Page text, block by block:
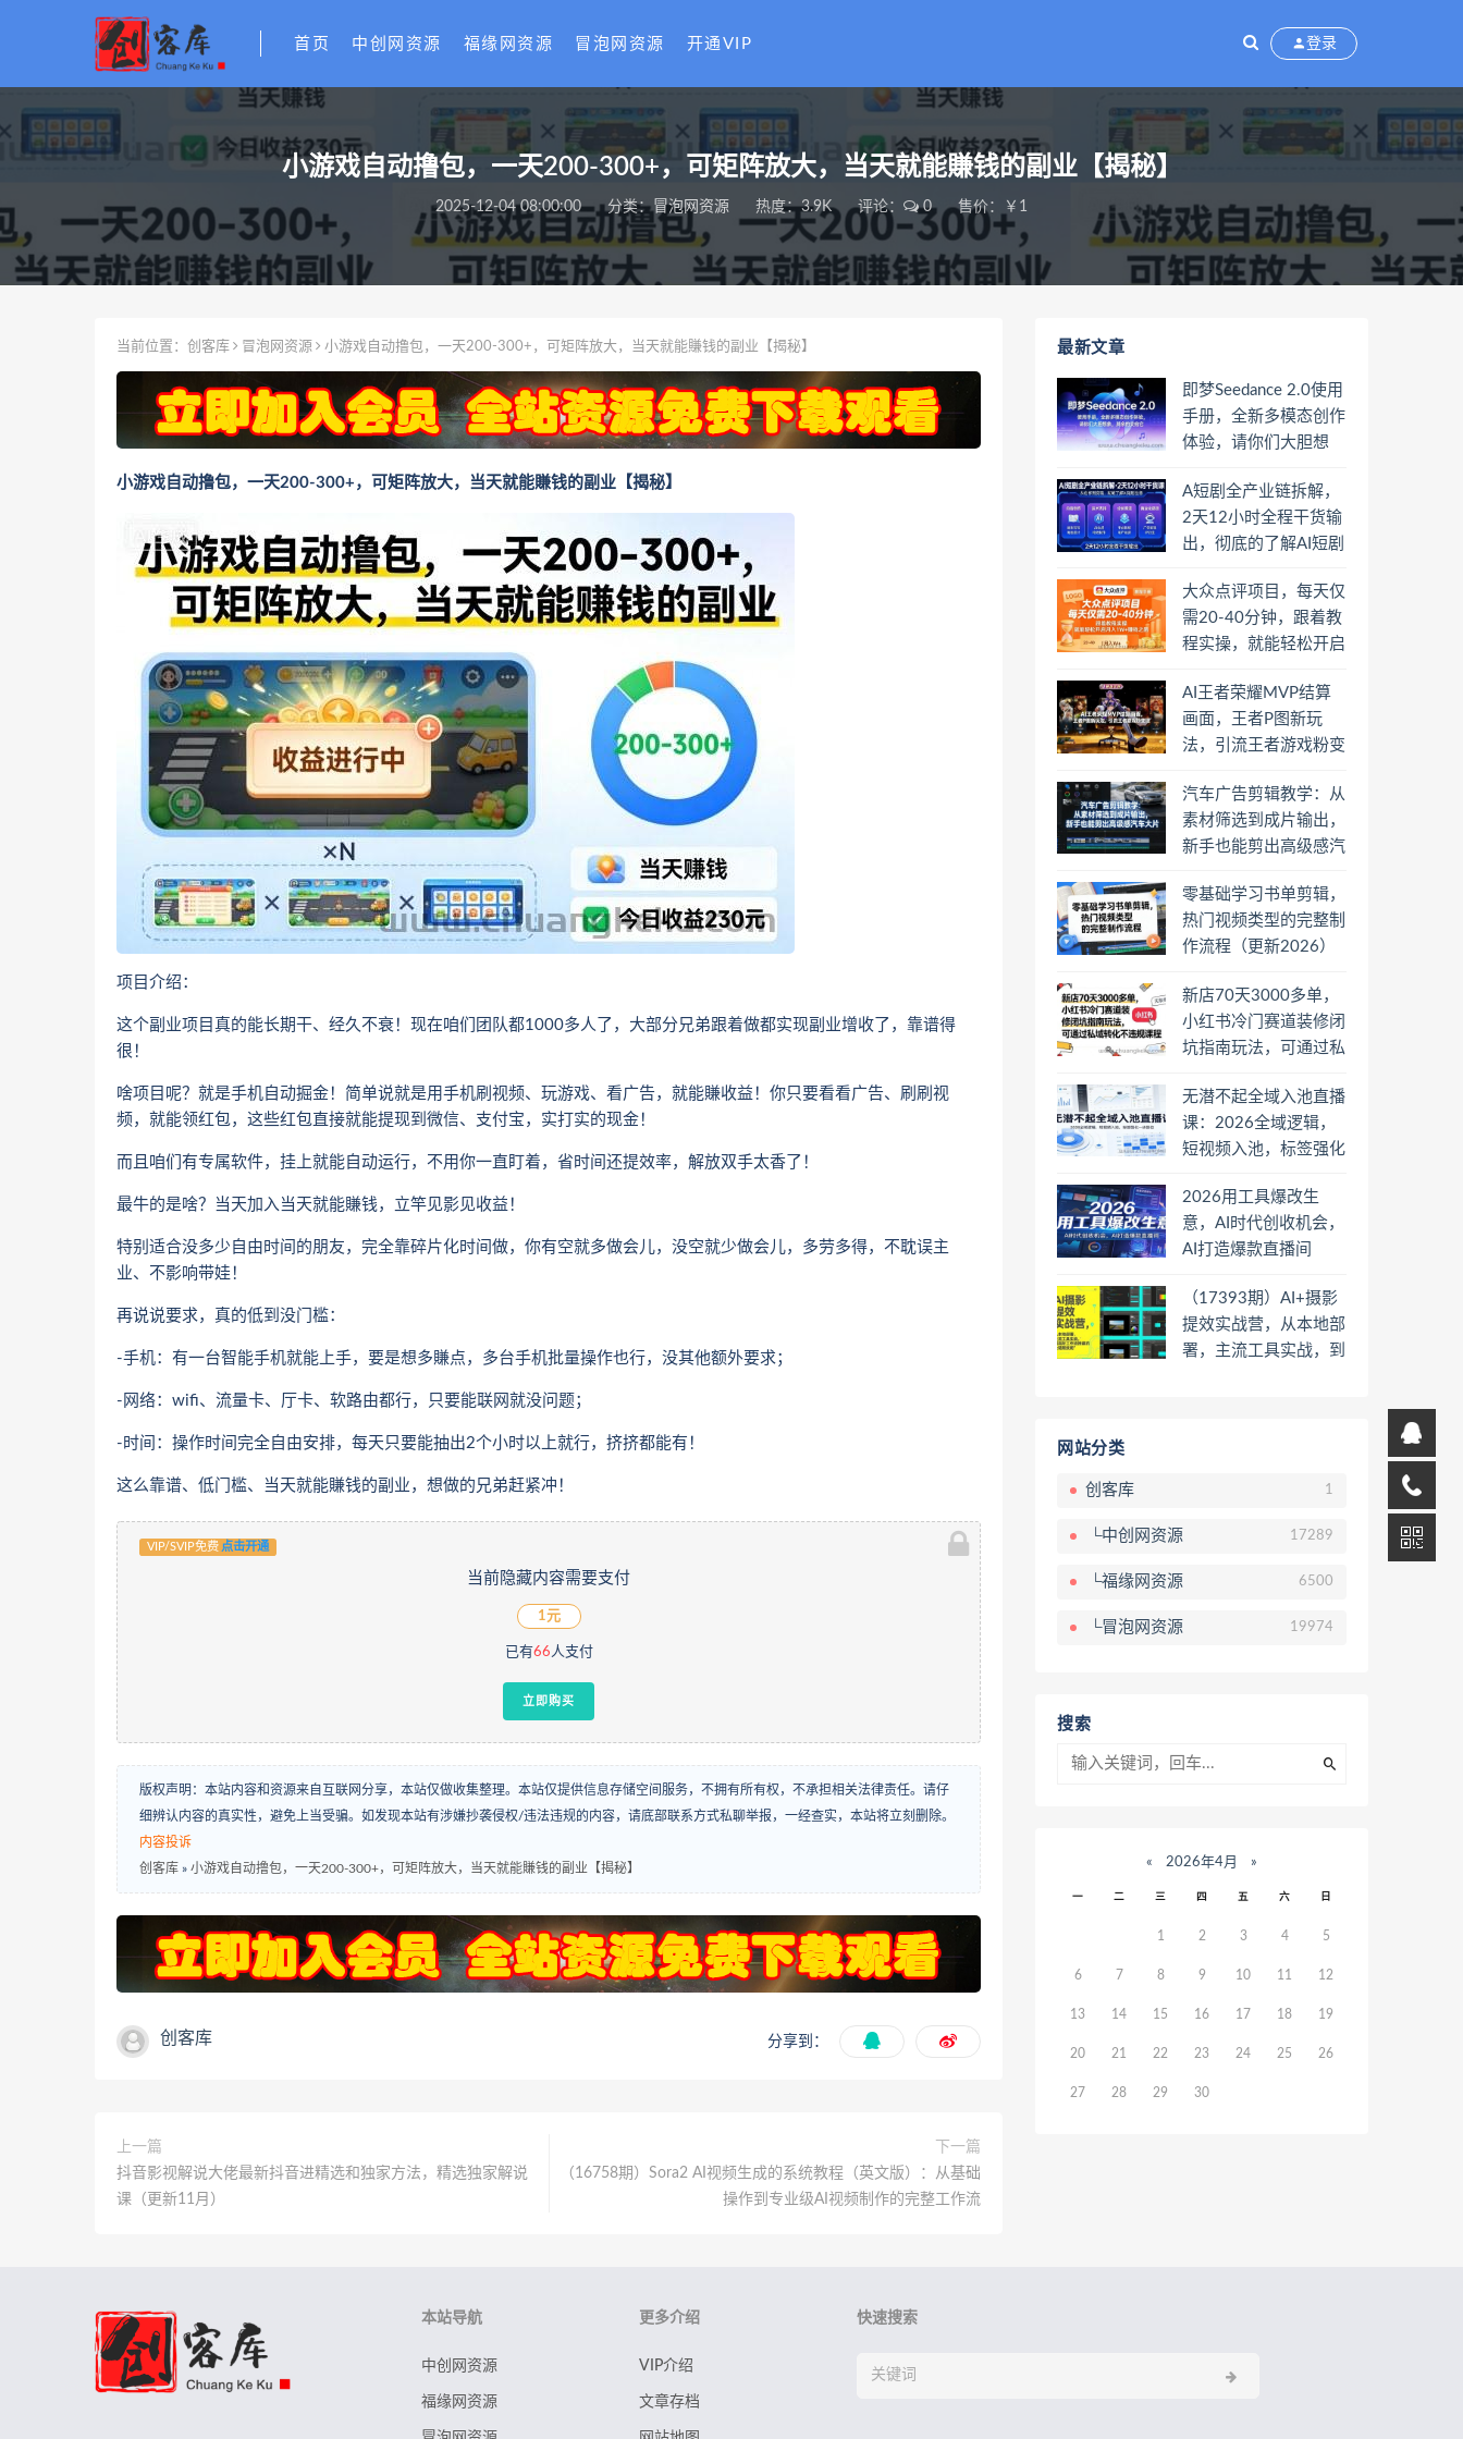
首页 中创网资源 福缘网资源 冒泡网资源 开通VIP 登录
小游戏自动撸包，一天200-300+，可矩阵放大，当天就能賺钱的副业【揭秘】
2025-12-04 08:00:00 分类： 冒泡网资源 热度：3.9K 评论： 0 售价：￥1
当前位置： 创客库 冒泡网资源 小游戏自动撸包，一天200-300+，可矩阵放大，当天就能賺钱的副业【揭秘】
小游戏自动撸包，一天200-300+，可矩阵放大，当天就能賺钱的副业【揭秘】
项目介绍：
这个副业项目真的能长期干、经久不衰！现在咱们团队都1000多人了，大部分兄弟跟着做都实现副业增收了，靠谱得
很！
啥项目呢？就是手机自动掘金！简单说就是用手机刷视频、玩游戏、看广告，就能賺收益！你只要看看广告、刷刷视
频，就能领红包，这些红包直接就能提现到微信、支付宝，实打实的现金！
而且咱们有专属软件，挂上就能自动运行，不用你一直盯着，省时间还提效率，解放双手太香了！
最牛的是啥？当天加入当天就能賺钱，立竿见影见收益！
特别适合没多少自由时间的朋友，完全靠碎片化时间做，你有空就多做会儿，没空就少做会儿，多劳多得，不耽误主
业、不影响带娃！
再说说要求，真的低到没门槛：
-手机：有一台智能手机就能上手，要是想多賺点，多台手机批量操作也行，没其他额外要求；
-网络：wifi、流量卡、厅卡、软路由都行，只要能联网就没问题；
-时间：操作时间完全自由安排，每天只要能抽出2个小时以上就行，挤挤都能有！
这么靠谱、低门槛、当天就能賺钱的副业，想做的兄弟赶紧冲！
VIP/SVIP免费 点击开通
当前隐藏内容需要支付
1元
已有66人支付
立即购买
版权声明：本站内容和资源来自互联网分享，本站仅做收集整理。本站仅提供信息存储空间服务，不拥有所有权，不承担相关法律责任。请仔
细辨认内容的真实性，避免上当受骗。如发现本站有涉嫌抄袭侵权/违法违规的内容，请底部联系方式私聊举报，一经查实，本站将立刻删除。
内容投诉
创客库 » 小游戏自动撸包，一天200-300+，可矩阵放大，当天就能賺钱的副业【揭秘】
创客库 分享到：
上一篇
抖音影视解说大佬最新抖音进精选和独家方法，精选独家解说
课（更新11月）
下一篇
（16758期）Sora2 AI视频生成的系统教程（英文版）：从基础
操作到专业级AI视频制作的完整工作流
最新文章
即梦Seedance 2.0使用
手册，全新多模态创作
体验，请你们大胆想
A短剧全产业链拆解，
2天12小时全程干货输
出，彻底的了解AI短剧
大众点评项目，每天仅
需20-40分钟，跟着教
程实操，就能轻松开启
AI王者荣耀MVP结算
画面，王者P图新玩
法，引流王者游戏粉变
汽车广告剪辑教学：从
素材筛选到成片输出，
新手也能剪出高级感汽
零基础学习书单剪辑，
热门视频类型的完整制
作流程（更新2026）
新店70天3000多单，
小红书冷门赛道装修闭
坑指南玩法，可通过私
无潜不起全域入池直播
课：2026全域逻辑，
短视频入池，标签强化
2026用工具爆改生
意，AI时代创收机会，
AI打造爆款直播间
（17393期）AI+摄影
提效实战营，从本地部
署，主流工具实战，到
网站分类
创客库 1
└中创网资源 17289
└福缘网资源 6500
└冒泡网资源 19974
搜索
« 2026年4月 »
一 二 三 四 五 六 日
1 2 3 4 5
6 7 8 9 10 11 12
13 14 15 16 17 18 19
20 21 22 23 24 25 26
27 28 29 30
本站导航
中创网资源
福缘网资源
更多介绍
VIP介绍
文章存档
快速搜索